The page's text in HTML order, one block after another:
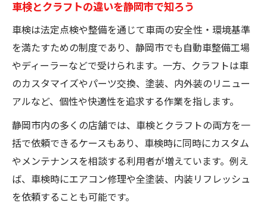
気
静岡市で叶うキャンピングカーの車検事例
集
車検クラフトで広がる静岡市のアウトドア
体験
特殊車両の車検に強い静岡市工場の選び方
ユーザー車検代行を利用するメリットと注意点
静岡市のユーザー車検代行で費用を抑える
方法
車検代行利用時の手続きや必要書類を解説
ユーザー車検代行と通常車検の違いを比較
車検とクラフトの違いを静岡市で知ろう
車検は法定点検や整備を通じて車両の安全性・環境基準
を満たすための制度であり、静岡市でも自動車整備工場
やディーラーなどで受けられます。一方、クラフトは車
のカスタマイズやパーツ交換、塗装、内外装のリニュー
アルなど、個性や快適性を追求する作業を指します。
静岡市内の多くの店舗では、車検とクラフトの両方を一
括で依頼できるケースもあり、車検時に同時にカスタム
やメンテナンスを相談する利用者が増えています。例え
ば、車検時にエアコン修理や全塗装、内装リフレッシュ
を依頼することも可能です。